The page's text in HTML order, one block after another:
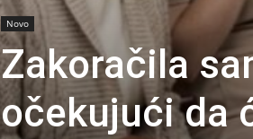
Novo
Zakoračila
očekujući da